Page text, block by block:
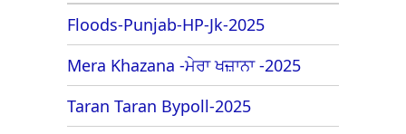
Floods-Punjab-HP-Jk-2025
Mera Khazana -ਮੇਰਾ ਖਜ਼ਾਨਾ -2025
Taran Taran Bypoll-2025